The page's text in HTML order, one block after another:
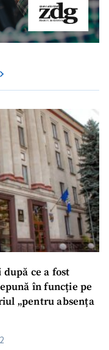
ce a fost
în funcție pe
„pentru absența